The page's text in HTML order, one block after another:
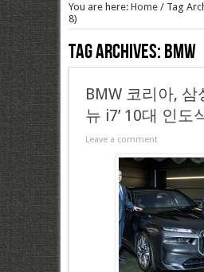
You are here: Home/ Tag
8)
Tag Archives:BMW
BMW 코리아, 삼
뉴 i7’ 10대 인도
Leave a comment